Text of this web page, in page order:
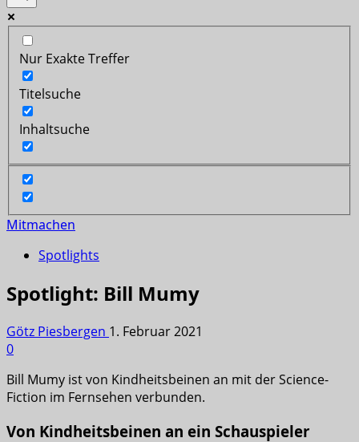
Nur Exakte Treffer
Titelsuche
Inhaltsuche
Mitmachen
Spotlights
Spotlight: Bill Mumy
Götz Piesbergen 1. Februar 2021
0
Bill Mumy ist von Kindheitsbeinen an mit der Science-
Fiction im Fernsehen verbunden.
Von Kindheitsbeinen an ein Schauspieler